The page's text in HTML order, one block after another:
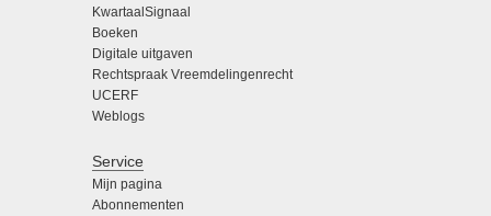
KwartaalSignaal
Boeken
Digitale uitgaven
Rechtspraak Vreemdelingenrecht
UCERF
Weblogs
Service
Mijn pagina
Abonnementen